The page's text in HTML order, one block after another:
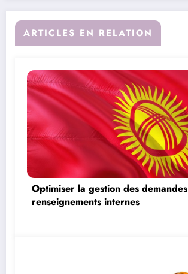
ARTICLES EN RELATION
Optimiser la gestion des
renseignements internes